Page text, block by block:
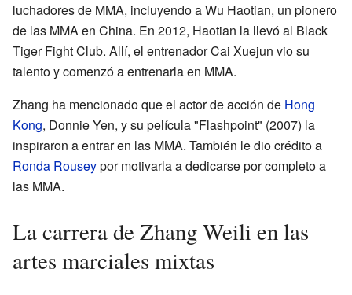
luchadores de MMA, incluyendo a Wu Haotian, un pionero
de las MMA en China. En 2012, Haotian la llevó al Black
Tiger Fight Club. Allí, el entrenador Cai Xuejun vio su
talento y comenzó a entrenarla en MMA.
Zhang ha mencionado que el actor de acción de Hong
Kong, Donnie Yen, y su película "Flashpoint" (2007) la
inspiraron a entrar en las MMA. También le dio crédito a
Ronda Rouseypor motivarla a dedicarse por completo a
las MMA.
La carrera de Zhang Weili en las
artes marciales mixtas